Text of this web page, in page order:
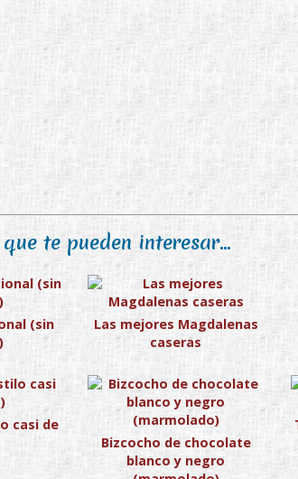
te pueden interesar...
(sin
Las mejores Magdalenas
caseras
casi de
Bizcocho de chocolate
blanco y negro